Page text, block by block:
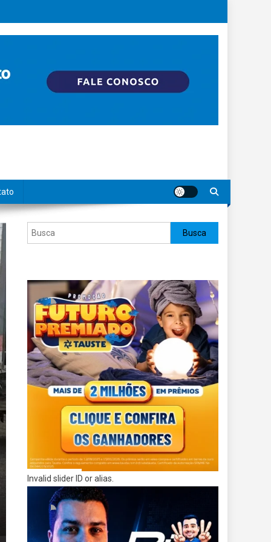
Pesquisar Busca
Invalid slider ID or alias.